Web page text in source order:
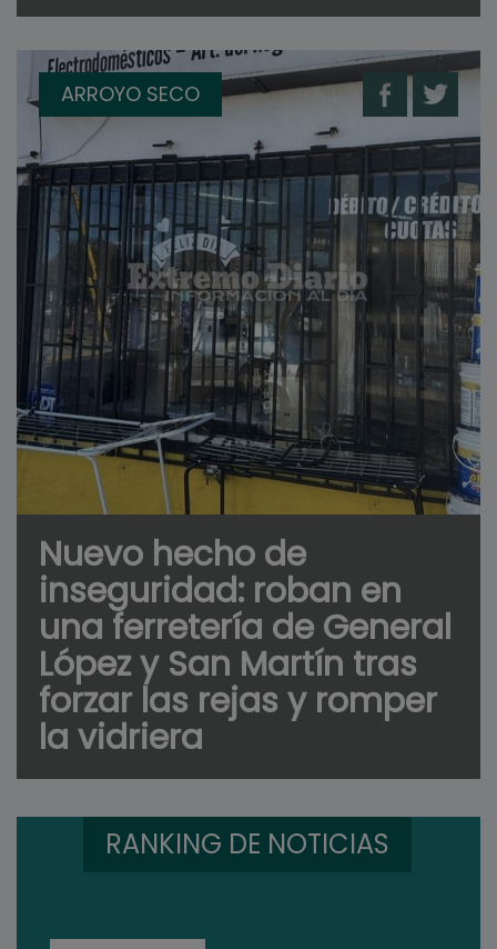
ARROYO SECO
Nuevo hecho de
inseguridad: roban en
una ferretería de General
López y San Martín tras
forzar las rejas y romper
la vidriera
RANKING DE NOTICIAS